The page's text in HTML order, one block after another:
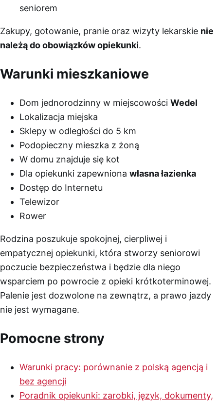
seniorem
Zakupy, gotowanie, pranie oraz wizyty lekarskie nie
należą do obowiązków opiekunki.
Warunki mieszkaniowe
Dom jednorodzinny w miejscowości Wedel
Lokalizacja miejska
Sklepy w odległości do 5 km
Podopieczny mieszka z żoną
W domu znajduje się kot
Dla opiekunki zapewniona własna łazienka
Dostęp do Internetu
Telewizor
Rower
Rodzina poszukuje spokojnej, cierpliwej i
empatycznej opiekunki, która stworzy seniorowi
poczucie bezpieczeństwa i będzie dla niego
wsparciem po powrocie z opieki krótkoterminowej.
Palenie jest dozwolone na zewnątrz, a prawo jazdy
nie jest wymagane.
Pomocne strony
Warunki pracy: porównanie z polską agencją i
bez agencji
Poradnik opiekunki: zarobki, język, dokumenty,